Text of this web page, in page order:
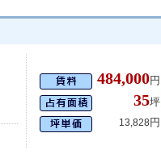
484,000円
35坪
13,828円